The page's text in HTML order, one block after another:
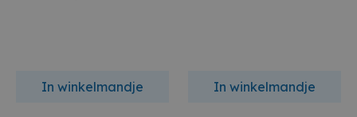
In winkelmandje In winkelmandje